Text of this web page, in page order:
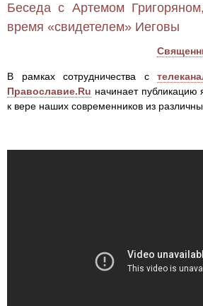
Беседа с Артемом
время «свидетелем» Иеговы
В рамках сотрудничества с
Православие.Ru начинает публикацию
к вере наших современников из